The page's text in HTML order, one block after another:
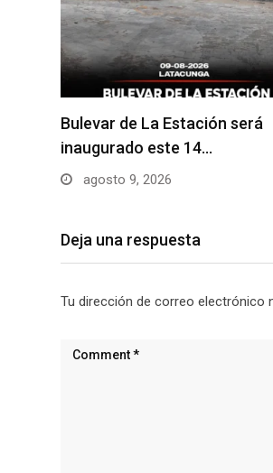
Bulevar de La Estación será
inaugurado este 14…
agosto 9, 2026
Deja una respuesta
Tu dirección de correo electrónico